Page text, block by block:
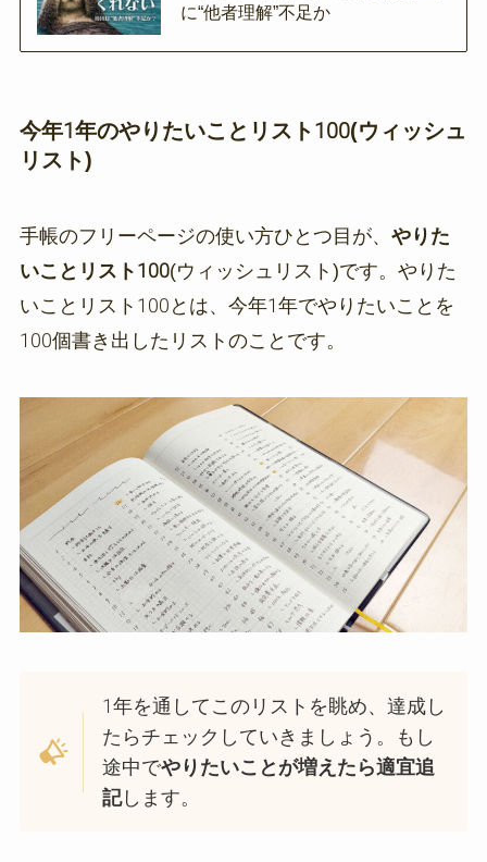
に“他者理解”不足か
今年1年のやりたいことリスト100(ウィッシュ
リスト)
手帳のフリーページの使い方ひとつ目が、 やりた
いことリスト100(ウィッシュリスト)です。やりた
いことリスト100とは、今年1年でやりたいことを
100個書き出したリストのことです。
1年を通してこのリストを眺め、達成し
たらチェックしていきましょう。もし
途中でやりたいことが増えたら適宜追
記します。